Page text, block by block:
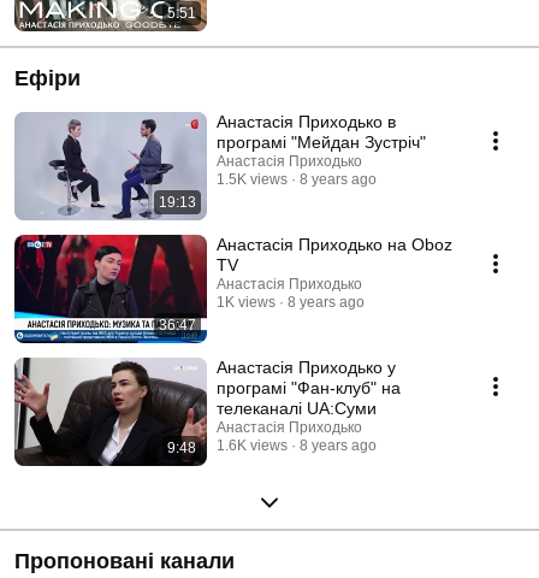
5:51
Ефіри
19:13
Анастасія Приходько в
програмі "Мейдан Зустріч"
Анастасія Приходько
1.5K views
8 years ago
36:47
Анастасія Приходько на Oboz
TV
Анастасія Приходько
1K views
8 years ago
9:48
Анастасія Приходько у
програмі "Фан-клуб" на
телеканалі UA:Суми
Анастасія Приходько
1.6K views
8 years ago
Пропоновані канали